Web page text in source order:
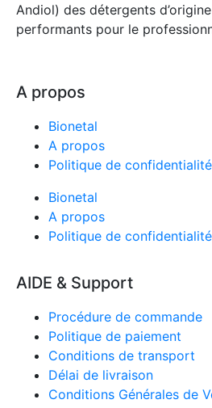
Andiol) des détergents
performants pour le
A propos
Bionetal
A propos
Politique de confidentialité
Bionetal
A propos
Politique de confidentialité
AIDE & Support
Procédure de commande
Politique de paiement
Conditions de transport
Délai de livraison
Conditions Générales de